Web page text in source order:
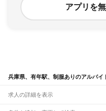
アプリを
兵庫県、有年駅、制服ありのアルバイ
求人の詳細を表示